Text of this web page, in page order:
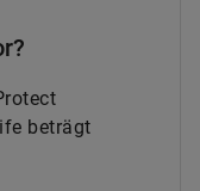
beträgt